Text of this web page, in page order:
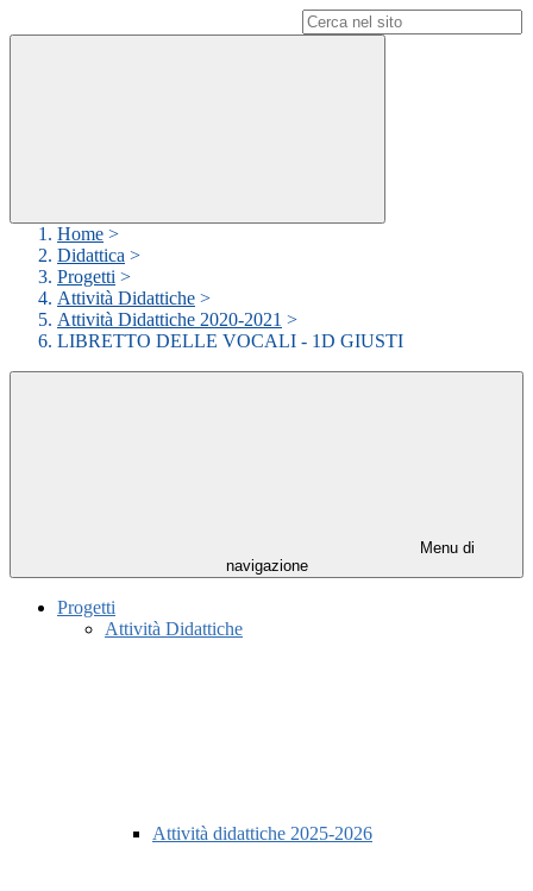
Home >
Didattica >
Progetti >
Attività Didattiche >
Attività Didattiche 2020-2021 >
LIBRETTO DELLE VOCALI - 1D GIUSTI
Menu di
navigazione
Progetti
Attività Didattiche
Attività didattiche 2025-2026